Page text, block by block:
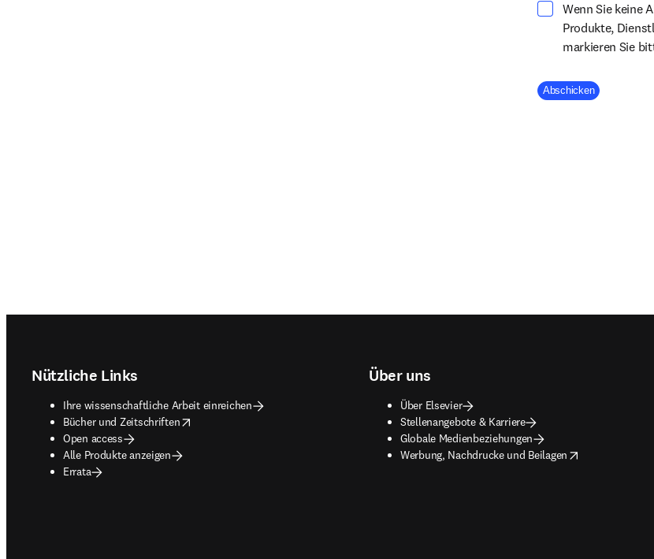
Wenn Sie keine
Produkte,
markieren Sie
Company Division
Abschicken
Nützliche Links
Ihre wissenschaftliche Arbeit einreichen
Bücher und Zeitschriften
opens in new tab/window
Open access
Alle Produkte anzeigen
Errata
Über uns
Über Elsevier
Stellenangebote & Karriere
Globale Medienbeziehungen
Werbung, Nachdrucke und Beilagen
opens in new tab/window